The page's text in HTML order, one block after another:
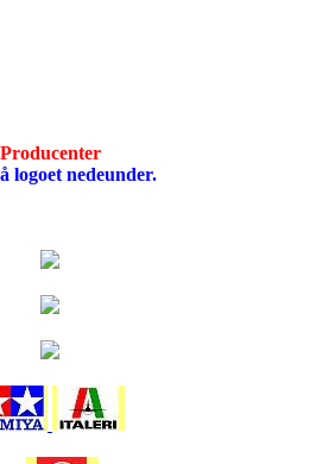
Producenter
logoet nedeunder.